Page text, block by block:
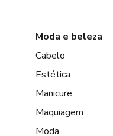
Moda e beleza
Cabelo
Estética
Manicure
Maquiagem
Moda